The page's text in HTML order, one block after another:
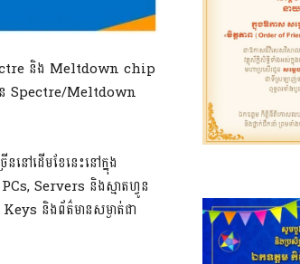
និង Meltdown chip
ពនៃ Spectre/Meltdown
នៅដើមខែនេះនៅក្នុង
Servers និងស្មាតហ្វូន
និងព័ត៌មានសម្ងាត់ជា